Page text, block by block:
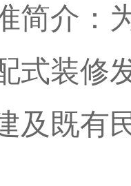
简介：
式装修
及既有